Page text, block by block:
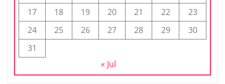
17
18 19 20 21 22
23
24
25 26 27 28 29
30
31
« Jul